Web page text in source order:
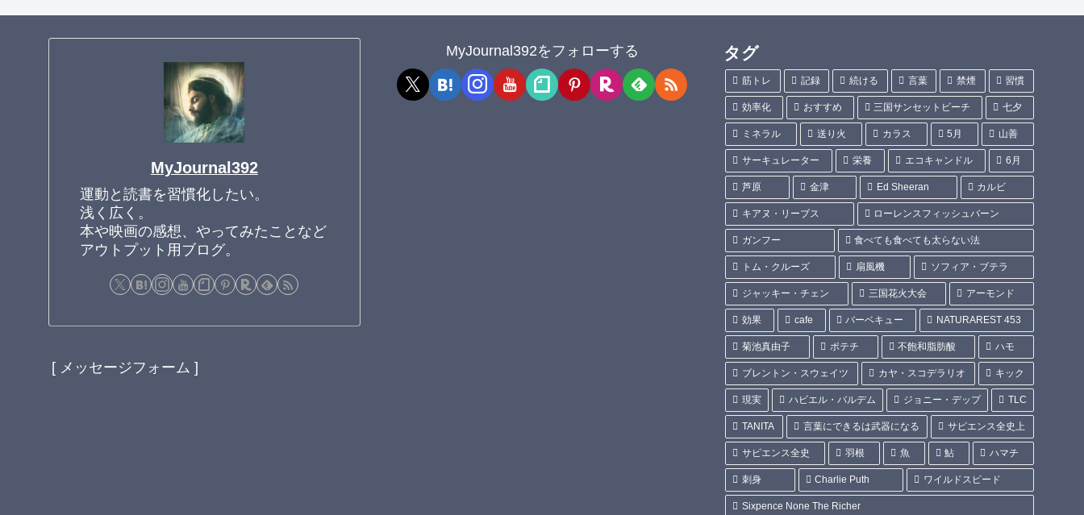
MyJournal392
運動と読書を習慣化したい。
浅く広く。
本や映画の感想、やってみたことなど
アウトプット用ブログ。
[ メッセージフォーム ]
MyJournal392をフォローする タグ
筋トレ 記録 続ける 言葉 禁煙 習慣
効率化 おすすめ 三国サンセットビーチ 七夕
ミネラル 送り火 カラス 5月 山善
サーキュレーター 栄養 エコキャンドル 6月
芦原 金津 Ed Sheeran カルビ
キアヌ・リーブス ローレンスフィッシュバーン
ガンフー 食べても食べても太らない法
トム・クルーズ 扇風機 ソフィア・ブテラ
ジャッキー・チェン 三国花火大会 アーモンド
効果 cafe バーベキュー NATURAREST 453
菊池真由子 ポテチ 不飽和脂肪酸 ハモ
ブレントン・スウェイツ カヤ・スコデラリオ キック
現実 ハビエル・バルデム ジョニー・デップ TLC
TANITA 言葉にできるは武器になる サピエンス全史上
サピエンス全史 羽根 魚 鮎 ハマチ
刺身 Charlie Puth ワイルドスピード
Sixpence None The Richer